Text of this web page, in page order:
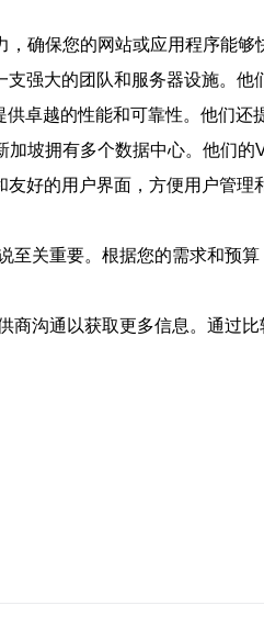
确保您的网站或应用程序能
强大的团队和服务器设施。
卓越的性能和可靠性。他们还
坡拥有多个数据中心。他们的
好的用户界面，方便用户管
关重要。根据您的需求和预
沟通以获取更多信息。通过